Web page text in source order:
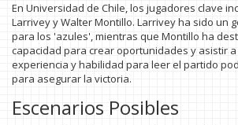
En Universidad de Chile, los jugadores clave
Larrivey y Walter Montillo. Larrivey ha sido un
para los 'azules', mientras que Montillo ha
capacidad para crear oportunidades y asistir
experiencia y habilidad para leer el partido
para asegurar la victoria.
Escenarios Posibles